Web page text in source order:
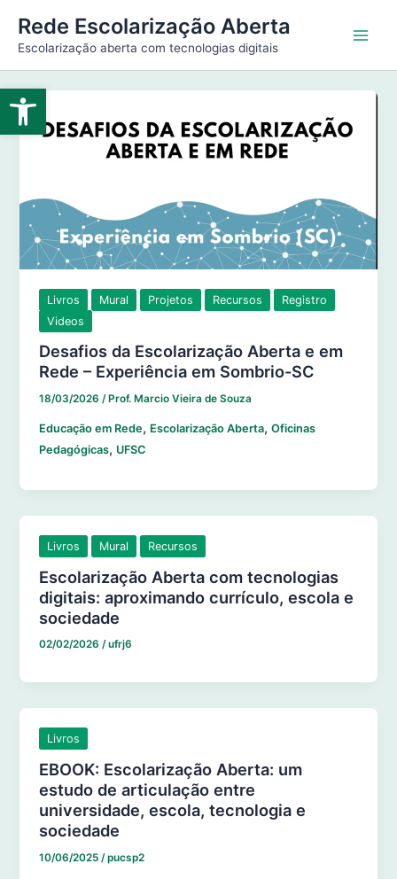
Abrir a barra de ferramentas
para
conteúdo
Rede Escolarização Aberta
Escolarização aberta com tecnologias digitais
Livros Mural Projetos Recursos
Registro
Videos
Desafios da Escolarização Aberta e em
Rede – Experiência em Sombrio-SC
18/03/2026/ Prof. Marcio Vieira de Souza
Educação em Rede, Escolarização Aberta,Oficinas
Pedagógicas, UFSC
Livros Mural Recursos
Escolarização Aberta com tecnologias
digitais: aproximando currículo, escola e
sociedade
02/02/2026/ufrj6
Livros
EBOOK: Escolarização Aberta: um
estudo de articulação entre
universidade, escola, tecnologia e
sociedade
10/06/2025/pucsp2